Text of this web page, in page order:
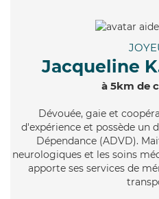
Jacqueline
à 5km de
Dévouée, gaie et
d'expérience et possède un
Dépendance (ADVD).
neurologiques et les soins
apporte ses services de